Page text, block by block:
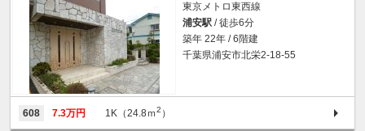
東京メトロ東西線
浦安駅 / 徒歩6分
築年 22年 / 6階建
千葉県浦安市北栄2-18-55
608 7.3万円 1K（24.8ｍ2 ）